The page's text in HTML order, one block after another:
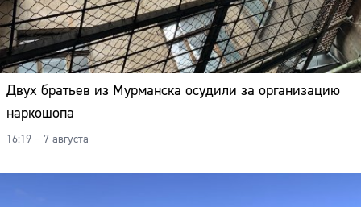
Двух братьев из Мурманска осудили за организацию
наркошопа
16:19 – 7 августа